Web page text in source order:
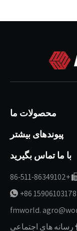
محصولات ما
پیوندهای بیشتر
با ما تماس بگیرید
+86-511-86349102
 +86 15906103178
fmworld.
رسانه های اجتماعی